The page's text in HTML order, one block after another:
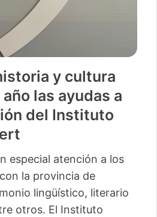
y cultura
las ayudas a
del Instituto
especial atención a los
la provincia de
lingüístico, literario
otros. El Instituto